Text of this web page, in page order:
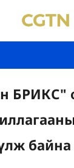
БРИКС"
байна